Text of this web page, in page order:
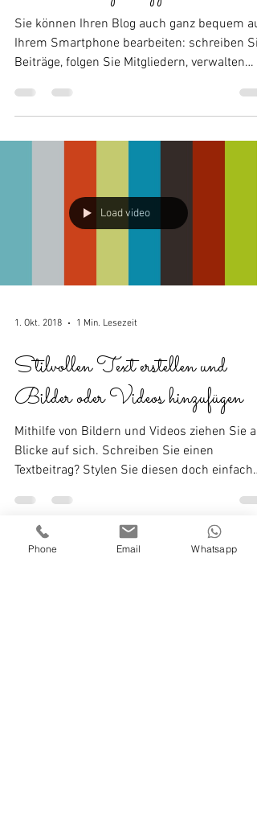
Von unterwegs bloggen
Sie können Ihren Blog auch ganz bequem auf
Beiträge, folgen Sie Mitgliedern, verwalten
Sie...
1. Okt. 2018 1 Min. Lesezeit
Stilvollen Text erstellen und
Bilder oder Videos hinzufügen
Mithilfe von Bildern und Videos ziehen Sie
Textbeitrag? Stylen Sie diesen doch einfach
durch...
Phone Email Whatsapp